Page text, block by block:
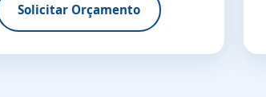
Solicitar Orçamento